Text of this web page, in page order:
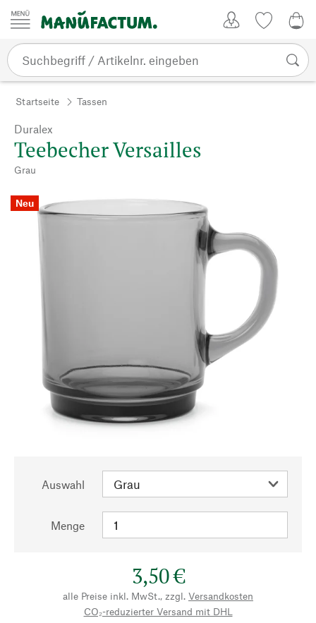
Zum Inhalt springen
Startseite Tassen
Duralex
Teebecher Versailles
Grau
Neu
Auswahl
Menge
3,50 €
alle Preise inkl. MwSt., zzgl. Versandkosten
CO₂-reduzierter Versand mit DHL